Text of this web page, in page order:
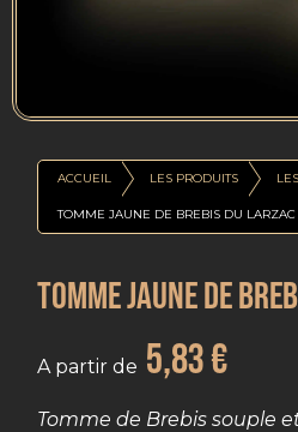
ACCUEIL LES PRODUITS
TOMME JAUNE DE BREBIS DU LARZAC
TOMME JAUNE DE
A partir de 5,83€
Tomme de Brebis souple